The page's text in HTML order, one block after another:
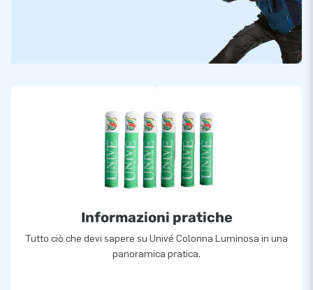
Informazioni pratiche
Tutto ciò che devi sapere su Univé Colonna Luminosa in una
panoramica pratica.